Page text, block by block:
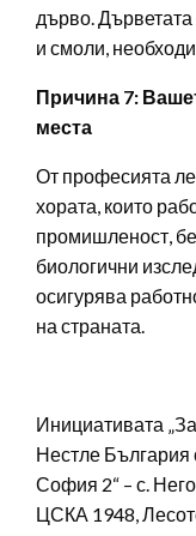
дърво.
и смоли,
Причина 7:
места
От професията
хората, които
промишленост,
биологични
осигурява
на страната.
Инициативата
Нестле България
София 2“ – с.
ЦСКА 1948